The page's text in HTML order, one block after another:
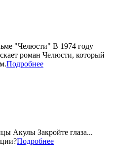
"Челюсти" В 1974 году
роман Челюсти, который
Подробнее
Акулы Закройте глаза...
Подробнее